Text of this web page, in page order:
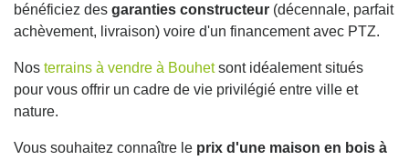
bénéficiez des garanties constructeur (décennale, parfait
achèvement, livraison) voire d'un financement avec PTZ.
Nos terrains à vendre à Bouhetsont idéalement situés
pour vous offrir un cadre de vie privilégié entre ville et
nature.
Vous souhaitez connaître le prix d'une maison en bois à